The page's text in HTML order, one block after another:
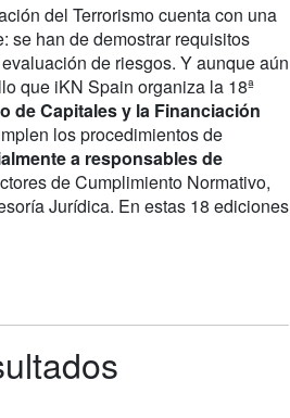
del Terrorismo cuenta con una
se han de demostrar requisitos
de riesgos. Y aunque aún
que iKN Spain organiza la 18ª
de Capitales y la Financiación
los procedimientos de
a responsables de
de Cumplimiento Normativo,
Jurídica. En estas 18 ediciones